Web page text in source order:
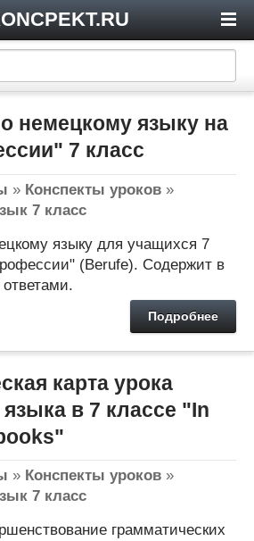
немецкому языку на
7 класс
» Конспекты уроков »
7 класс
языку для учащихся 7
(Berufe). Содержит в
Подробнее
карта урока
языка в 7 классе "In
» Конспекты уроков »
7 класс
грамматических